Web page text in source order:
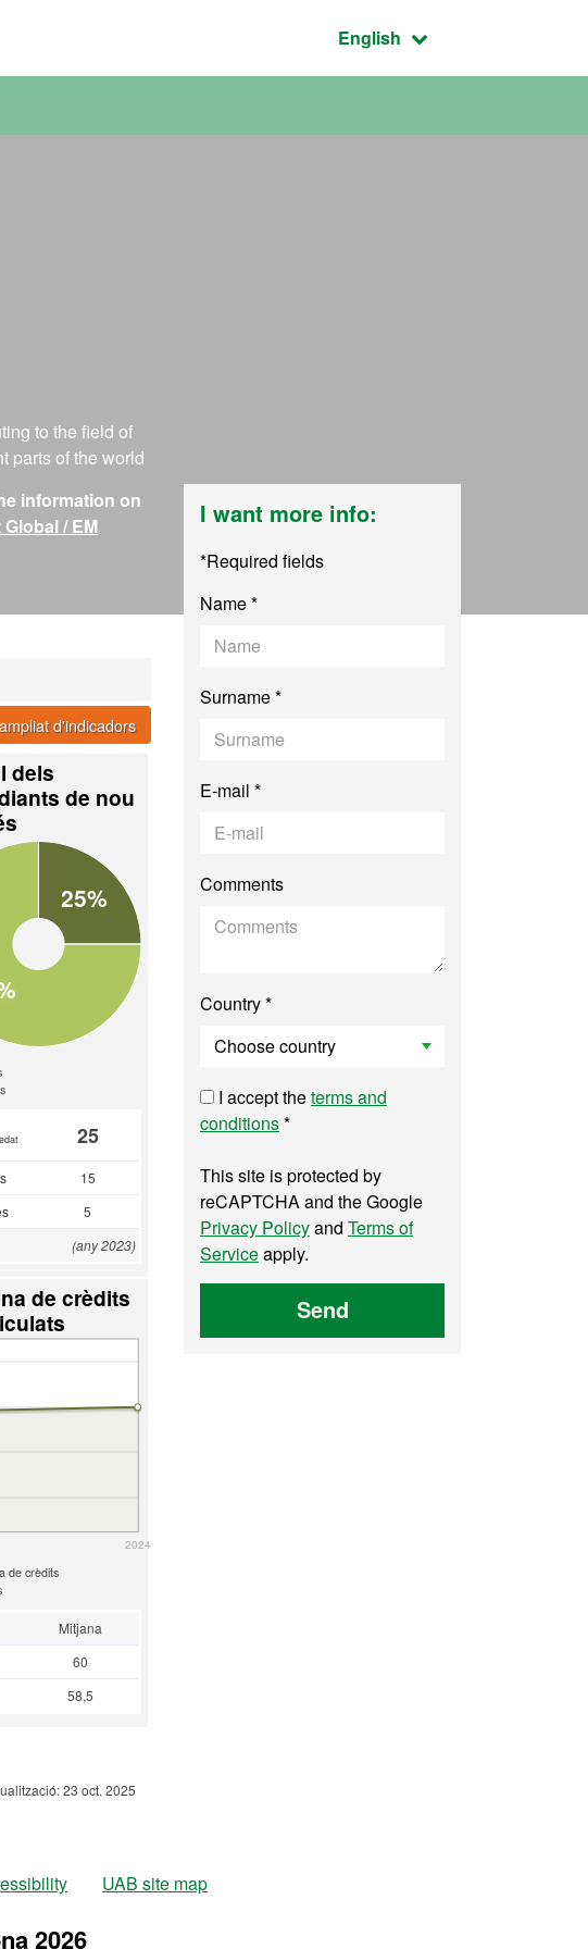
Active language:
English
to the field of
parts of the world
information on
/ EM
d'indicadors
dels
de nou
25%
25
15
5
(any 2023)
de crèdits
2024
de crèdits
Mitjana
60
58,5
23 oct. 2025
I want more info:
*Required fields
Name *
Surname *
E-mail *
Comments
Country *
I accept theterms and
conditions*
This site is protected by
reCAPTCHA and the Google
Privacy Policyand Terms of
Serviceapply.
Send
UAB site map
2026